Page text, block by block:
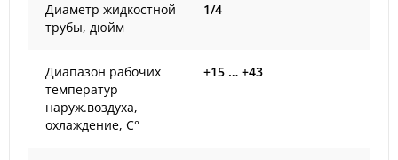
Диаметр жидкостной
трубы, дюйм
1/4
Диапазон рабочих
температур
наруж.воздуха,
охлаждение, С°
+15 … +43